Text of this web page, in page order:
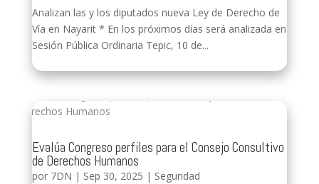
Analizan las y los diputados nueva Ley de Derecho de
Vía en Nayarit * En los próximos días será analizada en
Sesión Pública Ordinaria Tepic, 10 de...
Evalúa Congreso perfiles para el Consejo Consultivo
de Derechos Humanos
por 7DN | Sep 30, 2025 | Seguridad